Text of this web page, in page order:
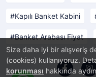
Size daha iyi bir alışveriş
(cookies) kullanıyoruz.
korunması hakkında
Kapılı Banket Kabini
Banket Arabası Fiyat